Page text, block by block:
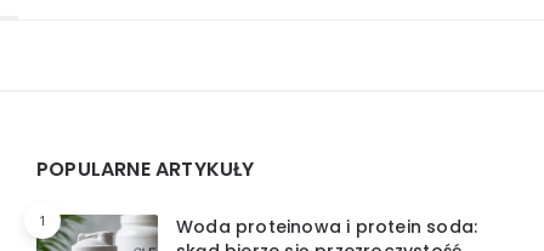
POPULARNE ARTYKUŁY
1
Woda proteinowa i protein soda: